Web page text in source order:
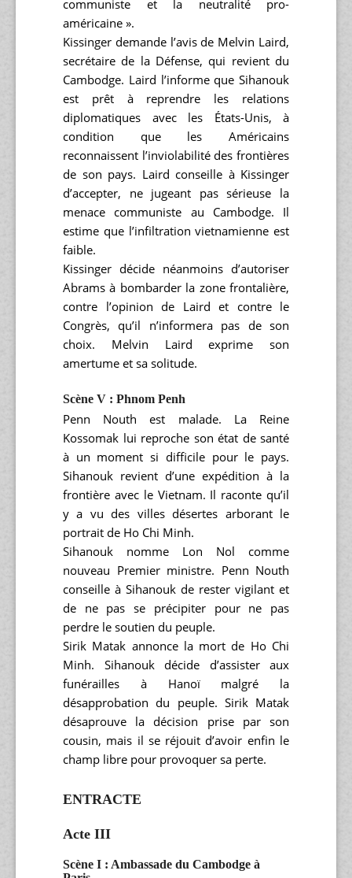
communiste et la neutralité pro-
américaine ».
Kissinger demande l’avis de Melvin Laird,
secrétaire de la Défense, qui revient du
Cambodge. Laird l’informe que Sihanouk
est prêt à reprendre les relations
diplomatiques avec les États-Unis, à
condition que les Américains
reconnaissent l’inviolabilité des frontières
de son pays. Laird conseille à Kissinger
d’accepter, ne jugeant pas sérieuse la
menace communiste au Cambodge. Il
estime que l’infiltration vietnamienne est
faible.
Kissinger décide néanmoins d’autoriser
Abrams à bombarder la zone frontalière,
contre l’opinion de Laird et contre le
Congrès, qu’il n’informera pas de son
choix. Melvin Laird exprime son
amertume et sa solitude.
Scène V : Phnom Penh
Penn Nouth est malade. La Reine
Kossomak lui reproche son état de santé
à un moment si difficile pour le pays.
Sihanouk revient d’une expédition à la
frontière avec le Vietnam. Il raconte qu’il
y a vu des villes désertes arborant le
portrait de Ho Chi Minh.
Sihanouk nomme Lon Nol comme
nouveau Premier ministre. Penn Nouth
conseille à Sihanouk de rester vigilant et
de ne pas se précipiter pour ne pas
perdre le soutien du peuple.
Sirik Matak annonce la mort de Ho Chi
Minh. Sihanouk décide d’assister aux
funérailles à Hanoï malgré la
désapprobation du peuple. Sirik Matak
désaprouve la décision prise par son
cousin, mais il se réjouit d’avoir enfin le
champ libre pour provoquer sa perte.
ENTRACTE
Acte III
Scène I : Ambassade du Cambodge à